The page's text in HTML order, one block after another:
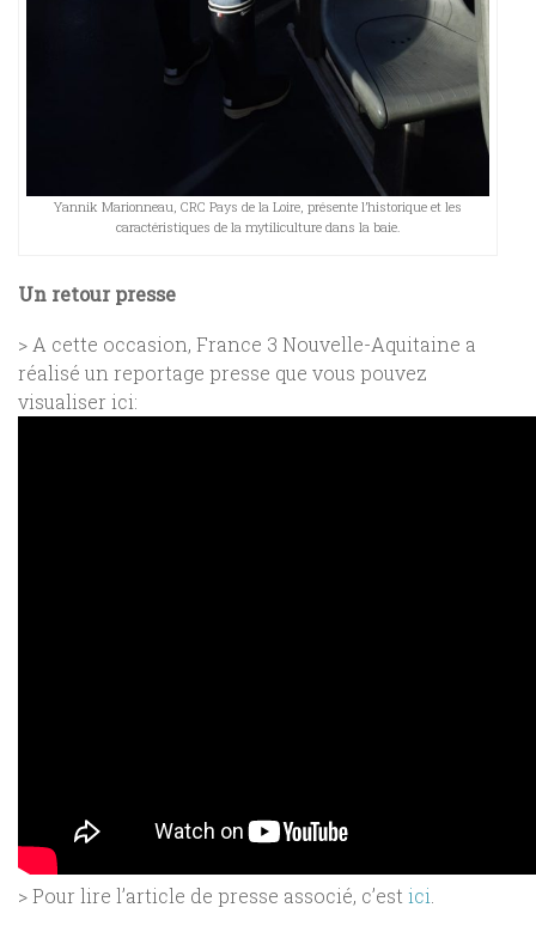
Yannik Marionneau, CRC Pays de la Loire, présente l’historique et les
caractéristiques de la mytiliculture dans la baie.
Un retour presse
> A cette occasion, France 3 Nouvelle-Aquitaine a
réalisé un reportage presse que vous pouvez
visualiser ici:
> Pour lire l’article de presse associé, c’est ici.